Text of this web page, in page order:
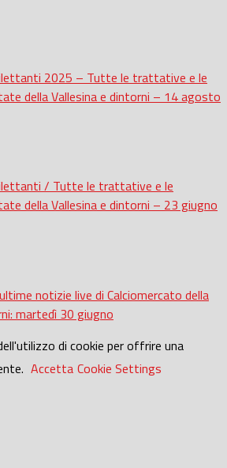
2025 – Tutte le trattative e le
della Vallesina e dintorni – 14 agosto
/ Tutte le trattative e le
della Vallesina e dintorni – 23 giugno
notizie live di Calciomercato della
martedì 30 giugno
di cookie per offrire una
Accetta Cookie Settings